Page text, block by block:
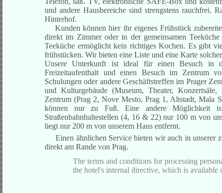
und andere Hausbereiche sind strengstens rauchfrei.
Hinterhof.
Kunden können hier ihr eigenes Frühstück
direkt im Zimmer oder in der gemeinsamen
Teeküche ermöglicht kein richtiges Kochen. Es gibt
frühstücken. Wir bieten eine Liste und eine Karte
Unsere Unterkunft ist ideal für einen Besuch in
Freizeitaufenthalt und einen Besuch im Zentrum
Schulungen oder andere Geschäftstreffen im Prager
und Kulturgebäude (Museum, Theater,
Zentrum (Prag 2, Nove Mesto, Prag 1, Altstadt, Mala
können nur zu Fuß. Eine andere Möglichkeit
Straßenbahnhaltestellen (4, 16 & 22) nur 100 m von
liegt nur 200 m von unserem Haus entfernt.
Einen ähnlichen Service bieten wir auch in unserer
direkt am Rande von Prag.
The terms and conditions for processing
the hotel's internal directive, which is available